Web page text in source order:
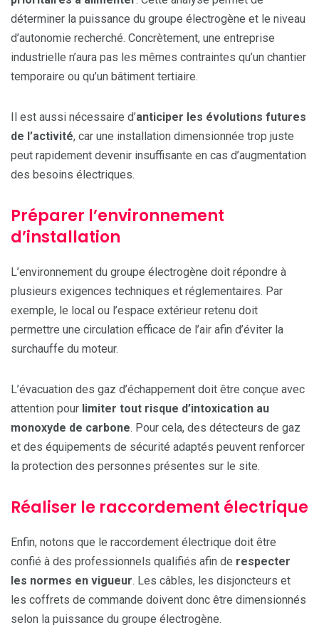
déterminer la puissance du groupe électrogène et le niveau
d’autonomie recherché. Concrètement, une entreprise
industrielle n’aura pas les mêmes contraintes qu’un chantier
temporaire ou qu’un bâtiment tertiaire.
Il est aussi nécessaire d’anticiper les évolutions futures
de l’activité, car une installation dimensionnée trop juste
peut rapidement devenir insuffisante en cas d’augmentation
des besoins électriques.
Préparer l’environnement
d’installation
L’environnement du groupe électrogène doit répondre à
plusieurs exigences techniques et réglementaires. Par
exemple, le local ou l’espace extérieur retenu doit
permettre une circulation efficace de l’air afin d’éviter la
surchauffe du moteur.
L’évacuation des gaz d’échappement doit être conçue avec
attention pour limiter tout risque d’intoxication au
monoxyde de carbone. Pour cela, des détecteurs de gaz
et des équipements de sécurité adaptés peuvent renforcer
la protection des personnes présentes sur le site.
Réaliser le raccordement électrique
Enfin, notons que le raccordement électrique doit être
confié à des professionnels qualifiés afin de respecter
les normes en vigueur. Les câbles, les disjoncteurs et
les coffrets de commande doivent donc être dimensionnés
selon la puissance du groupe électrogène.